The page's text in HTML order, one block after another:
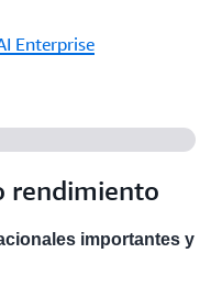
Enterprise
rendimiento
importantes y